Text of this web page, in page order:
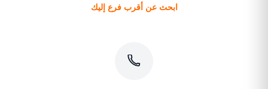
ابحث عن أقرب فرع إليك